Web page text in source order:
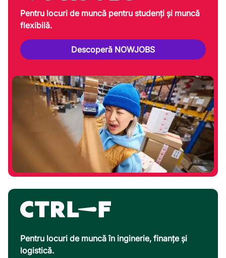
Pentru locuri de muncă pentru studenți și muncă
flexibilă.
Descoperă NOWJOBS
Pentru locuri de muncă în inginerie, finanțe și
logistică.